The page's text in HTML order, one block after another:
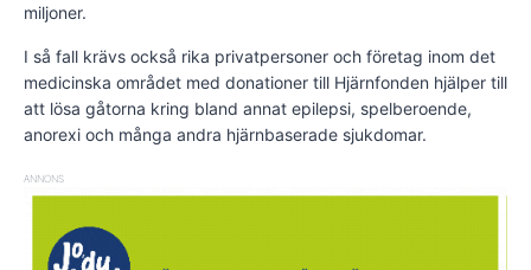
miljoner.
I så fall krävs också rika privatpersoner och företag inom det
medicinska området med donationer till Hjärnfonden hjälper till
att lösa gåtorna kring bland annat epilepsi, spelberoende,
anorexi och många andra hjärnbaserade sjukdomar.
ANNONS